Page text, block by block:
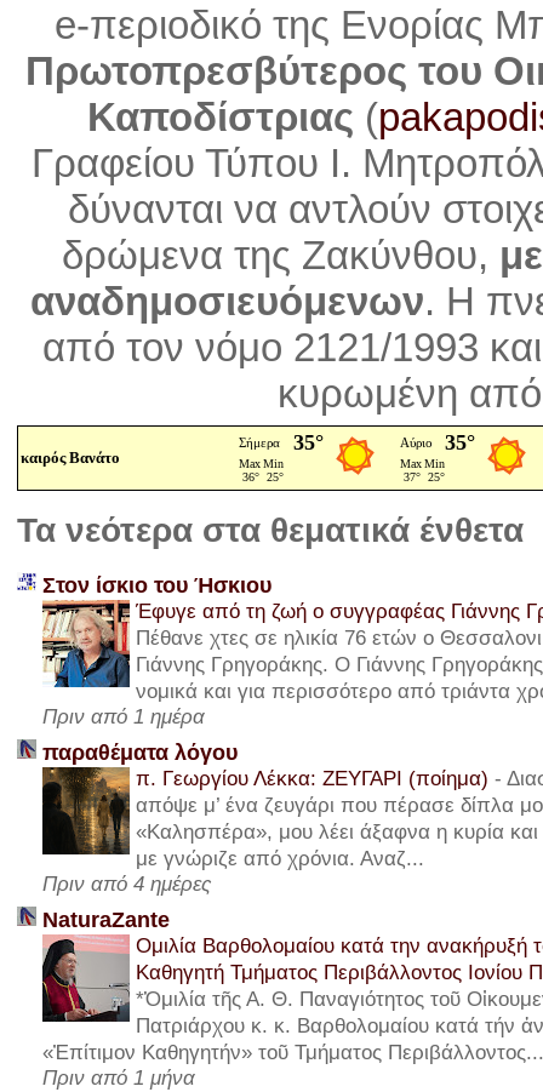
e-περιοδικό της Ενορίας
Πρωτοπρεσβύτερος του
Καποδίστριας (
Γραφείου Τύπου Ι.
δύνανται να αντλούν
δρώμενα της Ζακύνθου,
αναδημοσιευόμενων. Η
από τον νόμο 2121/1993
κυρωμένη
καιρός Βανάτο
Τα νεότερα στα θεματικά ένθετα
Στον ίσκιο του Ήσκιου
Έφυγε από τη ζωή ο συγγραφέας Γιάννης
Πέθανε χτες σε ηλικία 76 ετών ο
Γιάννης Γρηγοράκης. Ο Γιάννης
νομικά και για περισσότερο από τριάντα
Πριν από 1 ημέρα
παραθέματα λόγου
π. Γεωργίου Λέκκα: ΖΕΥΓΑΡΙ (ποίημα) -
απόψε μ’ ένα ζευγάρι που πέρασε δίπλα
«Καλησπέρα», μου λέει άξαφνα η κυρία και
με γνώριζε από χρόνια. Αναζ...
Πριν από 4 ημέρες
NaturaZante
Ομιλία Βαρθολομαίου κατά την ανακήρυξή
Καθηγητή Τμήματος Περιβάλλοντος Ιονίου
*Ὁμιλία τῆς Α. Θ. Παναγιότητος τοῦ
Πατριάρχου κ. κ. Βαρθολομαίου κατά τήν
«Ἐπίτιμον Καθηγητήν» τοῦ Τμήματος Περιβάλλοντος...
Πριν από 1 μήνα